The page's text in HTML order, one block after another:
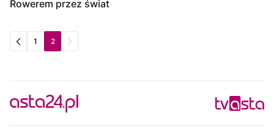
Rowerem przez świat
1 2